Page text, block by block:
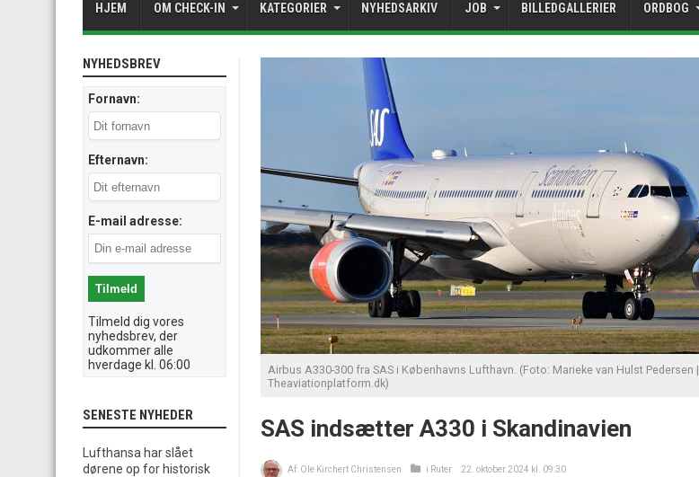
HJEM OM CHECK-IN KATEGORIER NYHEDSARKIV JOB BILLEDGALLERIER ORDBOG
Airbus A330-300 fra SAS i Københavns Lufthavn. (Foto: Marieke van Hulst Pedersen |
Theaviationplatform.dk)
SAS indsætter A330 i Skandinavien
Af: Ole Kirchert Christensen i Ruter 22. oktober 2024 kl. 09:30
NYHEDSBREV
Fornavn:
Efternavn:
E-mail adresse:
Tilmeld dig vores
nyhedsbrev, der
udkommer alle
hverdage kl. 06:00
SENESTE NYHEDER
Lufthansa har slået
dørene op for historisk